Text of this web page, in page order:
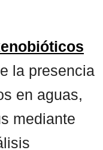
la presencia
en aguas,
mediante